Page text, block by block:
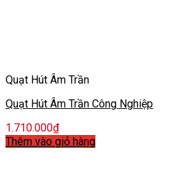
Quạt Hút Âm Trần
Quạt Hút Âm Trần Công Nghiệp
1.710.000₫
Thêm vào giỏ hàng